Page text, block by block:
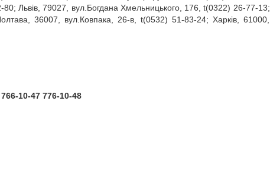
Львів, 79027, вул.Богдана Хмельницького, 176, t(0322) 26‑77‑13;
36007, вул.Ковпака, 26‑в, t(0532) 51‑83‑24; Харків, 61000,
10-47 776-10-48